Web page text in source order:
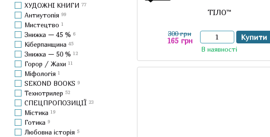
ТІЛО™
300 грн
165 грн Купити
В наявності
ХУДОЖНІ КНИГИ 77
Антиутопія 99
Мистецтво 1
Знижка — 45 % 6
Кіберпанщина 45
Знижка — 50 % 12
Горор / Жахи 11
Міфологія 1
SEKOND BOOKS 9
Технотрилер 52
СПЕЦПРОПОЗИЦІЇ 23
Містика 19
Готика 9
Любовна історія 5